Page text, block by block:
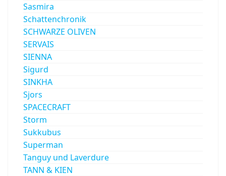
Sasmira
Schattenchronik
SCHWARZE OLIVEN
SERVAIS
SIENNA
Sigurd
SINKHA
Sjors
SPACECRAFT
Storm
Sukkubus
Superman
Tanguy und Laverdure
TANN & KIEN